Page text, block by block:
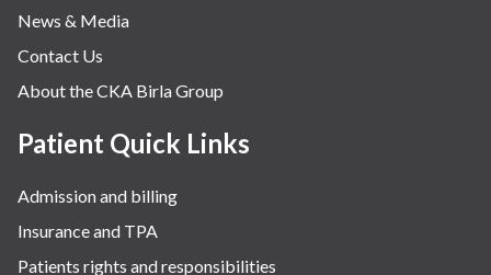
News & Media
Contact Us
About the CKA Birla Group
Patient Quick Links
Admission and billing
Insurance and TPA
Patients rights and responsibilities